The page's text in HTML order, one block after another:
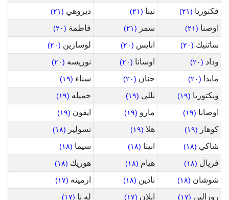
فكتوريا (٢١) تينا (٢١) ديروهي (٢١)
اوصنا (٢١) سمر (٢١) فاطمة (٢٠)
ساتنيك (٢٠) انايس (٢٠) لوسازين (٢٠)
وداد (٢٠) اوسانا (٢٠) نوريسه (٢٠)
مايدا (٢٠) حنان (٢٠) سناء (١٩)
ويكتوريا (١٩) نللي (١٩) جميله (١٩)
اوصانا (١٩) مارو (١٩) ايفون (١٩)
كوهار (١٩) هلا (١٩) تسولير (١٨)
شاكي (١٨) انيتا (١٨) سيما (١٨)
فريال (١٨) هيام (١٨) هوريك (١٨)
شوشان (١٨) نادين (١٨) ارمينه (١٧)
روزالين (١٧) ايلان (١٧) له نا (١٧)